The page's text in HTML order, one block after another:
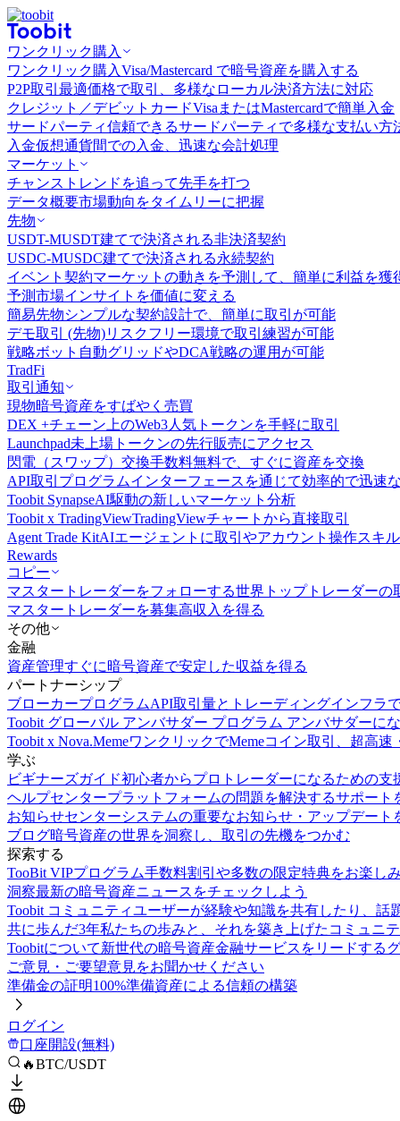
ワンクリック購入
ワンクリック購入Visa/Mastercard で暗号資産を購入する
P2P取引 最適価格で取引、多様なローカル決済方法に対応
クレジット／デビットカードVisaまたはMastercardで簡単入金
サードパーティ信頼できるサードパーティで多様な支払い方
入金仮想通貨間での入金、迅速な会計処理
マーケット
チャンス トレンドを追って先手を打つ
データ概要市場動向をタイムリーに把握
先物
USDT-MUSDT建てで決済される非決済契約
USDC-MUSDC建てで決済される永続契約
イベント契約マーケットの動きを予測して、簡単に利益を獲
予測市場インサイトを価値に変える
簡易先物シンプルな契約設計で、簡単に取引が可能
デモ取引 (先物)リスクフリー環境で取引練習が可能
戦略ボット 自動グリッドやDCA戦略の運用が可能
TradFi
取引通知
現物暗号資産をすばやく売買
DEX +チェーン上のWeb3人気トークンを手軽に取引
Launchpad未上場トークンの先行販売にアクセス
閃電（スワップ）交換手数料無料で、すぐに資産を交換
API取引 プログラムインターフェースを通じて効率的で迅速
Toobit SynapseAI駆動の新しいマーケット分析
Toobit x TradingViewTradingViewチャートから直接取引
Agent Trade KitAIエージェントに取引やアカウント操作スキ
Rewards
コピー
マスタートレーダーをフォローする世界トップトレーダーの
マスタートレーダーを募集高収入を得る
その他
金融
資産管理すぐに暗号資産で安定した収益を得る
パートナーシップ
ブローカープログラムAPI取引量とトレーディングインフラ
Toobit グローバル アンバサダー プログラム アンバサダーに
Toobit x Nova.MemeワンクリックでMemeコイン取引、超高
学ぶ
ビギナーズガイド初心者からプロトレーダーになるための支
ヘルプセンタープラットフォームの問題を解決するサポート
お知らせセンターシステムの重要なお知らせ・アップデート
ブログ暗号資産の世界を洞察し、取引の先機をつかむ
探索する
TooBit VIPプログラム手数料割引や多数の限定特典をお楽し
洞察最新の暗号資産ニュースをチェックしよう
Toobit コミュニティユーザーが経験や知識を共有したり、話
共に歩んだ3年私たちの歩みと、それを築き上げたコミュニ
Toobitについて新世代の暗号資産金融サービスをリードする
ご意見・ご要望意見をお聞かせください
準備金の証明100%準備資産による信頼の構築
ログイン
口座開設(無料)
🔥BTC/USDT